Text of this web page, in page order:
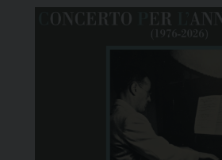
don Lorenzo Feininger